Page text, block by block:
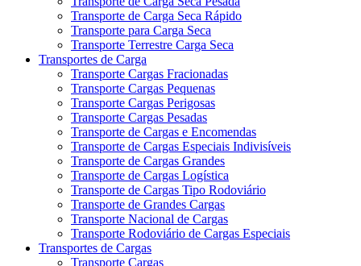
Transporte de Carga Seca Rápido
Transporte para Carga Seca
Transporte Terrestre Carga Seca
Transportes de Carga
Transporte Cargas Fracionadas
Transporte Cargas Pequenas
Transporte Cargas Perigosas
Transporte Cargas Pesadas
Transporte de Cargas e Encomendas
Transporte de Cargas Especiais Indivisíveis
Transporte de Cargas Grandes
Transporte de Cargas Logística
Transporte de Cargas Tipo Rodoviário
Transporte de Grandes Cargas
Transporte Nacional de Cargas
Transporte Rodoviário de Cargas Especiais
Transportes de Cargas
Transporte Cargas